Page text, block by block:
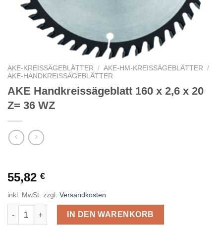
AKE-KREISSÄGEBLÄTTER / AKE-HM-KREISSÄGEBLÄTTER
/
AKE-HANDKREISSÄGEBLÄTTER
AKE Handkreissägeblatt 160 x 2,6 x 20
Z= 36 WZ
55,82 €
inkl. MwSt. zzgl. Versandkosten
AKE Handkreissägeblatt 160 x 2,6 x 20 Z= 36 WZ Menge
IN DEN WARENKORB